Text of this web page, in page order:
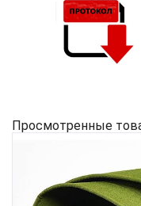
Просмотренные